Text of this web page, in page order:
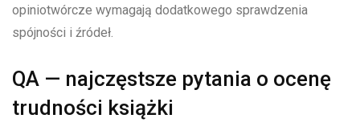
opiniotwórcze wymagają dodatkowego sprawdzenia
spójności i źródeł.
QA — najczęstsze pytania o ocenę
trudności książki